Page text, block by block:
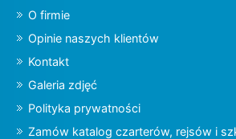
O firmie
Opinie naszych klientów
Kontakt
Galeria zdjęć
Polityka prywatności
Zamów katalog czarterów, rejsów i